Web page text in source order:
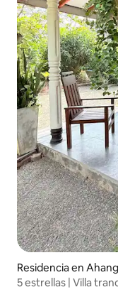
Residencia en
5 estrellas | Villa